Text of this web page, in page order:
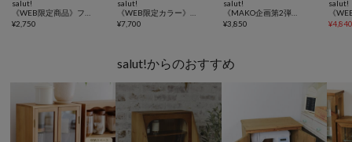
salut!
¥2,750
salut!
¥7,700
salut!
《MAKO企画第2弾！／WEB限定商品》2OPENディスプレイキャビネット
¥3,850
salut!
¥
salut!からのおすすめ